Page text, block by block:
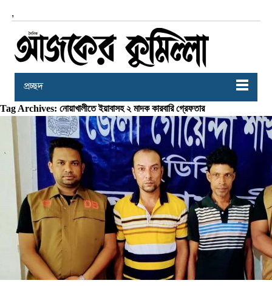
,
প্রচ্ছদ
Tag Archives: নোয়াখালীতে ইয়াবাসহ ২ মাদক কারবারি গ্রেফতার